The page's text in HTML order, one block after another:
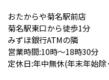
おたからや菊名駅前店
菊名駅東口から徒歩1分
みずほ銀行ATMの隣
営業時間:10時〜18時30分
定休日:年中無休(年末年始除